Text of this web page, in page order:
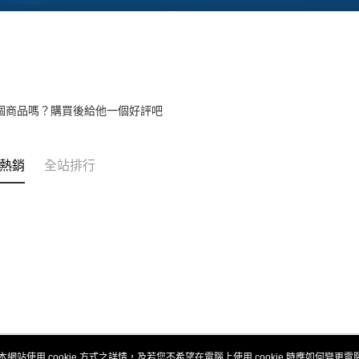
商品嗎？購買後給他一個好評吧
銷 全站排行